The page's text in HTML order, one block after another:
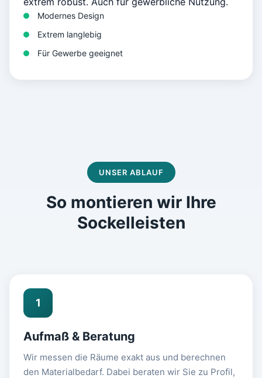
Modernes Design
Extrem langlebig
Für Gewerbe geeignet
UNSER ABLAUF
So montieren wir Ihre
Sockelleisten
1
Aufmaß & Beratung
Wir messen die Räume exakt aus und berechnen
den Materialbedarf. Dabei beraten wir Sie zu Profil,